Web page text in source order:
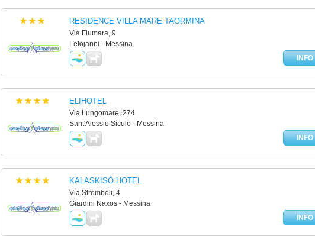
RESIDENCE VILLA MARE TAORMINA
Via Fiumara, 9
Letojanni - Messina
INFO
ELIHOTEL
Via Lungomare, 274
Sant'Alessio Siculo - Messina
INFO
KALASKISÒ HOTEL
Via Stromboli, 4
Giardini Naxos - Messina
INFO